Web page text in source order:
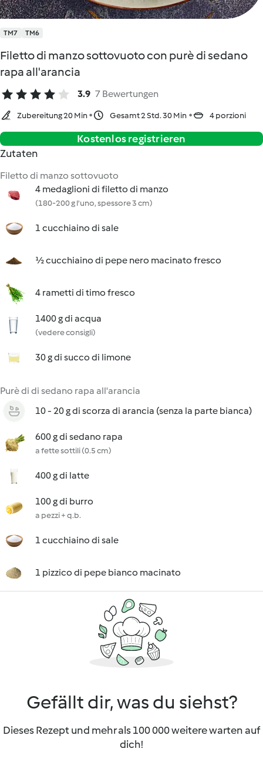
TM7 TM6
Filetto di manzo sottovuoto con purè di sedano
rapa all'arancia
3.9 7 Bewertungen
Zubereitung 20 Min Gesamt 2 Std. 30 Min 4 porzioni
Kostenlos registrieren
Zutaten
Filetto di manzo sottovuoto
4 medaglioni di filetto di manzo
(180-200 g l'uno, spessore 3 cm)
1 cucchiaino di sale
½ cucchiaino di pepe nero macinato fresco
4 rametti di timo fresco
1400 g di acqua
(vedere consigli)
30 g di succo di limone
Purè di di sedano rapa all'arancia
10 - 20 g di scorza di arancia (senza la parte bianca)
600 g di sedano rapa
a fette sottili (0.5 cm)
400 g di latte
100 g di burro
a pezzi + q.b.
1 cucchiaino di sale
1 pizzico di pepe bianco macinato
Gefällt dir, was du siehst?
Dieses Rezept und mehr als 100 000 weitere warten auf
dich!